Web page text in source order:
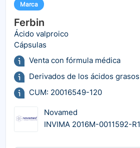
Marca
Ferbin
Ácido valproico
Cápsulas
Venta con fórmula médica
Derivados de los ácidos grasos
CUM: 20016549-120
Novamed
INVIMA 2016M-0011592-R1